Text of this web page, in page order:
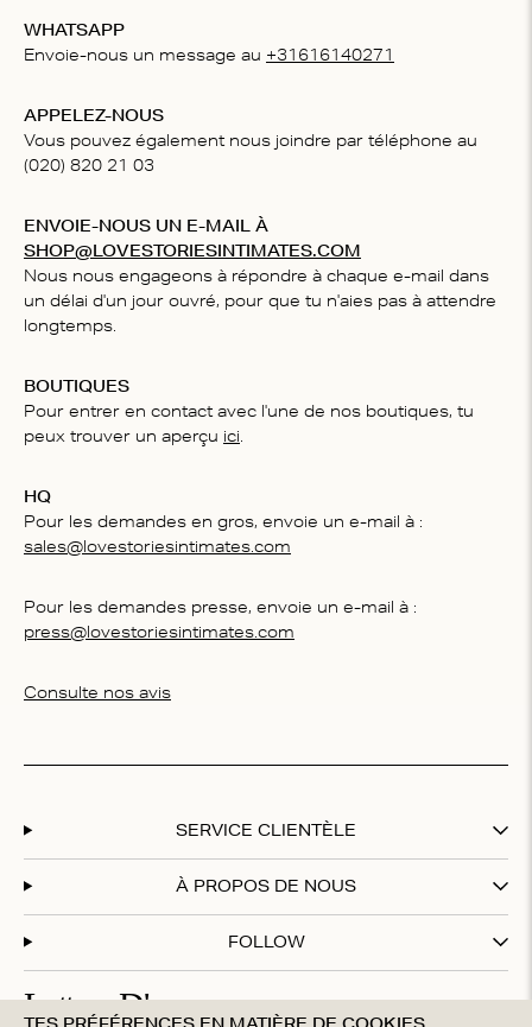
WHATSAPP
Envoie-nous un message au +31616140271
APPELEZ-NOUS
Vous pouvez également nous joindre par téléphone au
(020) 820 21 03
ENVOIE-NOUS UN E-MAIL À
SHOP@LOVESTORIESINTIMATES.COM
Nous nous engageons à répondre à chaque e-mail dans
un délai d'un jour ouvré, pour que tu n'aies pas à attendre
longtemps.
BOUTIQUES
Pour entrer en contact avec l'une de nos boutiques, tu
peux trouver un aperçu ici.
HQ
Pour les demandes en gros, envoie un e-mail à :
sales@lovestoriesintimates.com
Pour les demandes presse, envoie un e-mail à :
press@lovestoriesintimates.com
Consulte nos avis
SERVICE CLIENTÈLE
À PROPOS DE NOUS
FOLLOW
Lettres D'amour